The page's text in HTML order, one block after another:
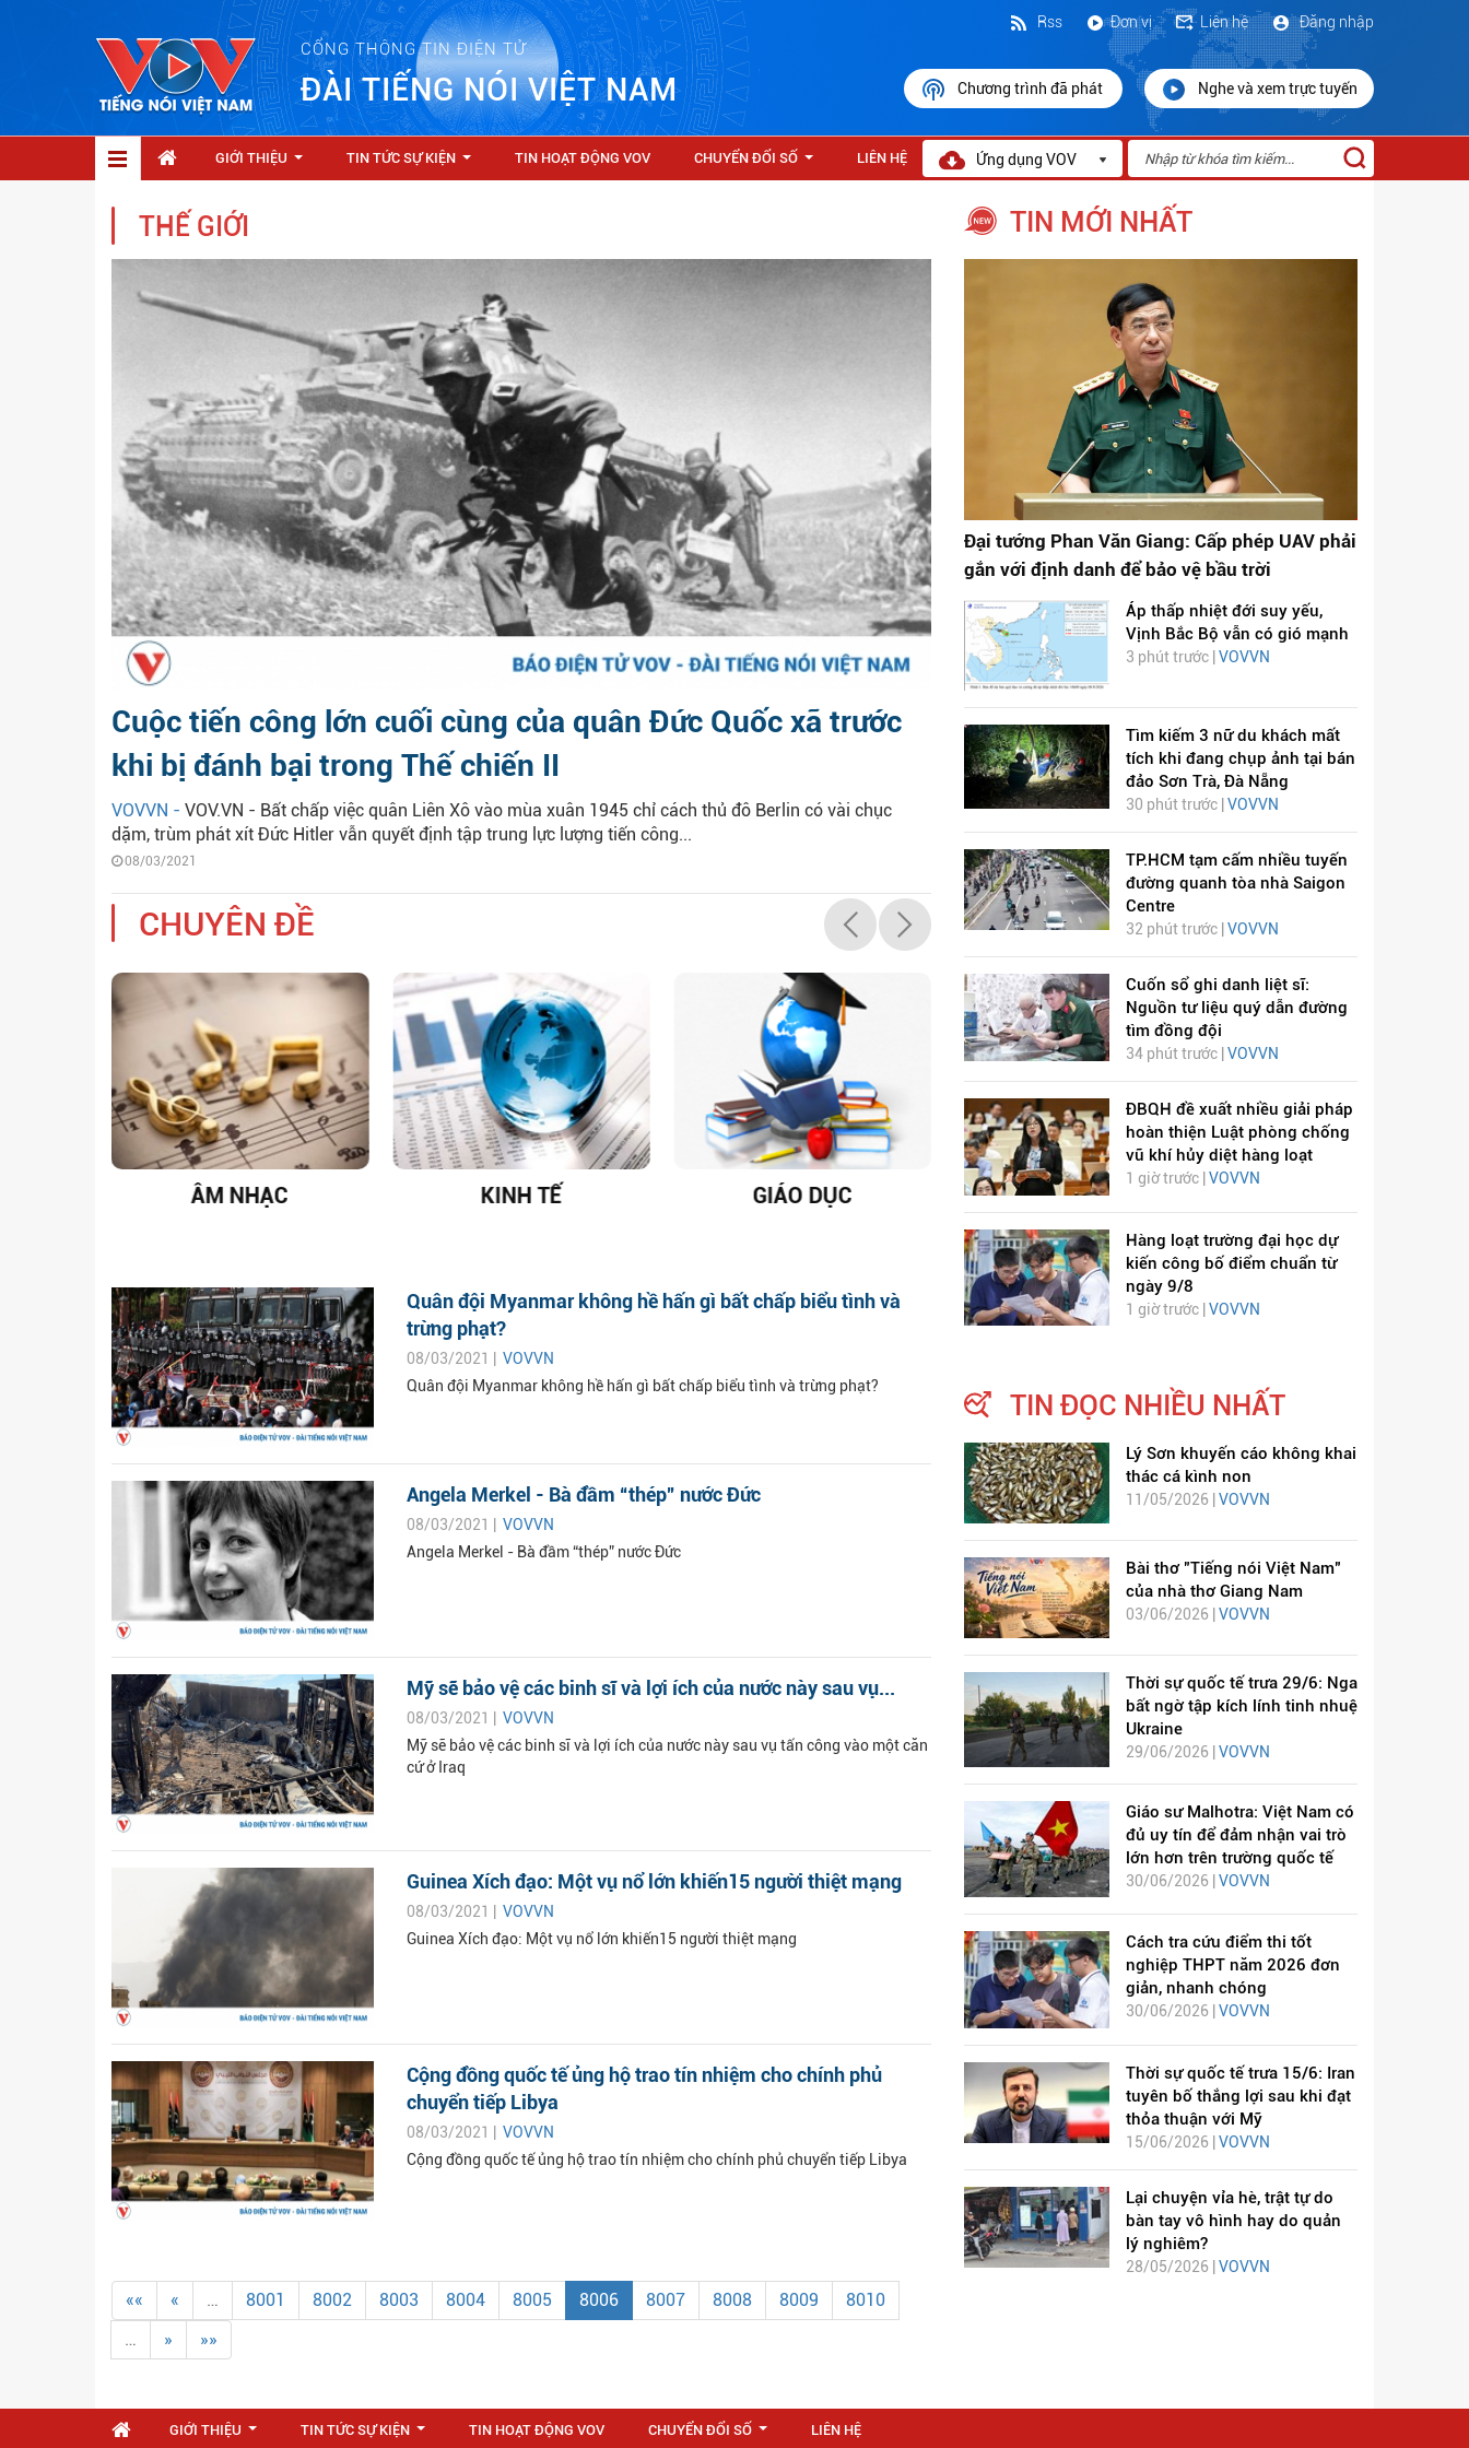
CỔNG THÔNG TIN ĐIỆN TỬ
ĐÀI TIẾNG NÓI VIỆT NAM
Đăng nhập
Liên hệ
Đơn vị
Rss
Chương trình đã phát Nghe và xem trực tuyến
GIỚI THIỆU TIN TỨC SỰ KIỆN TIN HOẠT ĐỘNG VOV CHUYỂN ĐỔI SỐ LIÊN HỆ Ứng dụng VOV
THẾ GIỚI
Cuộc tiến công lớn cuối cùng của quân Đức Quốc xã trước
khi bị đánh bại trong Thế chiến II
VOVVN - VOV.VN - Bất chấp việc quân Liên Xô vào mùa xuân 1945 chỉ cách thủ đô Berlin có vài chục
dặm, trùm phát xít Đức Hitler vẫn quyết định tập trung lực lượng tiến công...
08/03/2021
CHUYÊN ĐỀ
ÂM NHẠC KINH TẾ GIÁO DỤC
DỊCH VIÊM PHỔI COVID-
19
Quân đội Myanmar không hề hấn gì bất chấp biểu tình và
trừng phạt?
08/03/2021 | VOVVN
Quân đội Myanmar không hề hấn gì bất chấp biểu tình và trừng phạt?
Angela Merkel - Bà đầm “thép” nước Đức
08/03/2021 | VOVVN
Angela Merkel - Bà đầm “thép” nước Đức
Mỹ sẽ bảo vệ các binh sĩ và lợi ích của nước này sau vụ...
08/03/2021 | VOVVN
Mỹ sẽ bảo vệ các binh sĩ và lợi ích của nước này sau vụ tấn công vào một căn
cứ ở Iraq
Guinea Xích đạo: Một vụ nổ lớn khiến15 người thiệt mạng
08/03/2021 | VOVVN
Guinea Xích đạo: Một vụ nổ lớn khiến15 người thiệt mạng
Cộng đồng quốc tế ủng hộ trao tín nhiệm cho chính phủ
chuyển tiếp Libya
08/03/2021 | VOVVN
Cộng đồng quốc tế ủng hộ trao tín nhiệm cho chính phủ chuyển tiếp Libya
«« « … 8001 8002 8003 8004 8005 8006 8007 8008 8009
8010
…
» »»
TIN MỚI NHẤT
Đại tướng Phan Văn Giang: Cấp phép UAV phải
gắn với định danh để bảo vệ bầu trời
Áp thấp nhiệt đới suy yếu,
Vịnh Bắc Bộ vẫn có gió mạnh
3 phút trước | VOVVN
Tìm kiếm 3 nữ du khách mất
tích khi đang chụp ảnh tại bán
đảo Sơn Trà, Đà Nẵng
30 phút trước | VOVVN
TP.HCM tạm cấm nhiều tuyến
đường quanh tòa nhà Saigon
Centre
32 phút trước | VOVVN
Cuốn sổ ghi danh liệt sĩ:
Nguồn tư liệu quý dẫn đường
tìm đồng đội
34 phút trước | VOVVN
ĐBQH đề xuất nhiều giải pháp
hoàn thiện Luật phòng chống
vũ khí hủy diệt hàng loạt
1 giờ trước | VOVVN
Hàng loạt trường đại học dự
kiến công bố điểm chuẩn từ
ngày 9/8
1 giờ trước | VOVVN
TIN ĐỌC NHIỀU NHẤT
Lý Sơn khuyến cáo không khai
thác cá kình non
11/05/2026 | VOVVN
Bài thơ "Tiếng nói Việt Nam"
của nhà thơ Giang Nam
03/06/2026 | VOVVN
Thời sự quốc tế trưa 29/6: Nga
bất ngờ tập kích lính tinh nhuệ
Ukraine
29/06/2026 | VOVVN
Giáo sư Malhotra: Việt Nam có
đủ uy tín để đảm nhận vai trò
lớn hơn trên trường quốc tế
30/06/2026 | VOVVN
Cách tra cứu điểm thi tốt
nghiệp THPT năm 2026 đơn
giản, nhanh chóng
30/06/2026 | VOVVN
Thời sự quốc tế trưa 15/6: Iran
tuyên bố thắng lợi sau khi đạt
thỏa thuận với Mỹ
15/06/2026 | VOVVN
Lại chuyện vỉa hè, trật tự do
bàn tay vô hình hay do quản
lý nghiêm?
28/05/2026 | VOVVN
GIỚI THIỆU TIN TỨC SỰ KIỆN TIN HOẠT ĐỘNG VOV CHUYỂN ĐỔI SỐ LIÊN HỆ